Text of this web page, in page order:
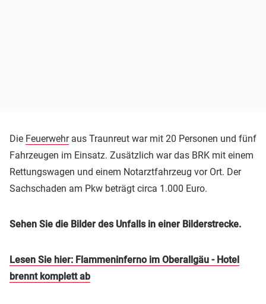
Die Feuerwehraus Traunreut war mit 20 Personen und fünf
Fahrzeugen im Einsatz. Zusätzlich war das BRK mit einem
Rettungswagen und einem Notarztfahrzeug vor Ort. Der
Sachschaden am Pkw beträgt circa 1.000 Euro.
Sehen Sie die Bilder des Unfalls in einer Bilderstrecke.
Lesen Sie hier: Flammeninferno im Oberallgäu - Hotel
brennt komplett ab